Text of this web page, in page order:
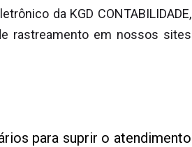
da KGD CONTABILIDADE,
rastreamento em nossos sites
para suprir o atendimento